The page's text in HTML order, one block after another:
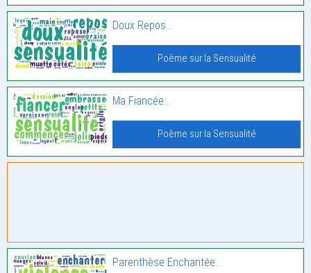
Doux Repos…
Poème sur la Sensualité
Ma Fiancée…
Poème sur la Sensualité
Parenthèse Enchantée…